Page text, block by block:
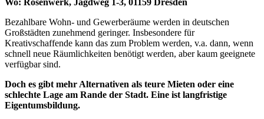
Bezahlbare Wohn- und Gewerberäume werden in deutschen
Großstädten zunehmend geringer. Insbesondere für
Kreativschaffende kann das zum Problem werden, v.a. dann, wenn
schnell neue Räumlichkeiten benötigt werden, aber kaum geeignete
verfügbar sind.
Doch es gibt mehr Alternativen als teure Mieten oder eine
schlechte Lage am Rande der Stadt. Eine ist langfristige
Eigentumsbildung.